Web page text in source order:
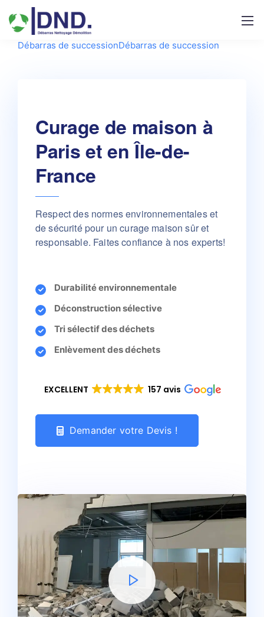
Débarras de successionDébarras de succession
Curage de maison à
Paris et en Île-de-
France
Respect des normes environnementales et
de sécurité pour un curage maison sûr et
responsable. Faites confiance à nos experts!
Durabilité environnementale
Déconstruction sélective
Tri sélectif des déchets
Enlèvement des déchets
EXCELLENT 157 avis
Demander votre Devis !